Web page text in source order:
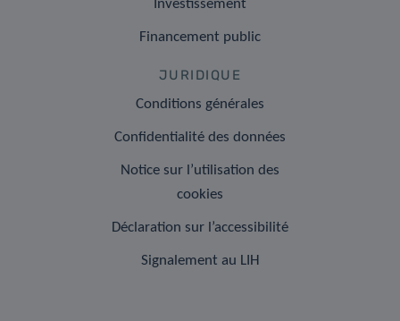
Investissement
Financement public
JURIDIQUE
Conditions générales
Confidentialité des données
Notice sur l’utilisation des
cookies
Déclaration sur l’accessibilité
Signalement au LIH